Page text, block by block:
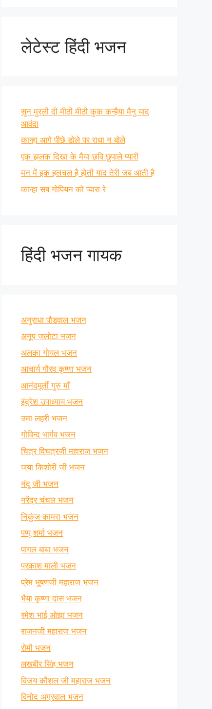
लेटेस्ट हिंदी भजन
सुन मुरली दी मीठी मीठी कुक कन्हैया मैनु याद
आवंदा
कान्हा आगे पीछे डोले पर राधा न बोले
एक झलक दिखा के मैया छवि छुपाले प्यारी
मन में इक हलचल है होती याद तेरी जब आती है
कान्हा सब गोपियन को प्यारा रे
हिंदी भजन गायक
अनुराधा पौडवाल भजन
अनूप जलोटा भजन
अलका गोयल भजन
आचार्य गौरव कृष्णा भजन
आनंदमूर्ती गुरु माँ
इंद्रेश उपाध्याय भजन
उमा लहरी भजन
गोविन्द भार्गव भजन
चित्र विचत्रजी महाराज भजन
जया किशोरी जी भजन
नंदू जी भजन
नरेंद्र चंचल भजन
निकुंज कामरा भजन
पप्पू शर्मा भजन
पागल बाबा भजन
प्रकाश माली भजन
प्रेम भूषणजी महाराज भजन
भैया कृष्णा दास भजन
रमेश भाई ओझा भजन
राजनजी महाराज भजन
रोमी भजन
लखबीर सिंह भजन
विजय कौशल जी महाराज भजन
विनोद अग्रवाल भजन